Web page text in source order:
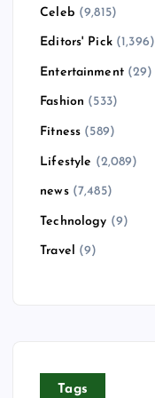
Celeb (9,815)
Editors' Pick(1,396)
Entertainment(29)
Fashion (533)
Fitness (589)
Lifestyle (2,089)
news(7,485)
Technology (9)
Travel (9)
Tags